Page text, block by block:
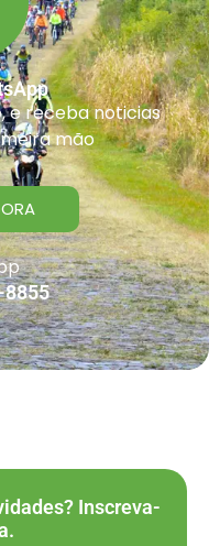
e receba noticias
mão
8855
Inscreva-